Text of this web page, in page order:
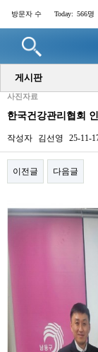
방문자 수 Today: 566명
게시판
사진자료
한국건강관리협회
작성자 김선영 25-11-
이전글 다음글
본문